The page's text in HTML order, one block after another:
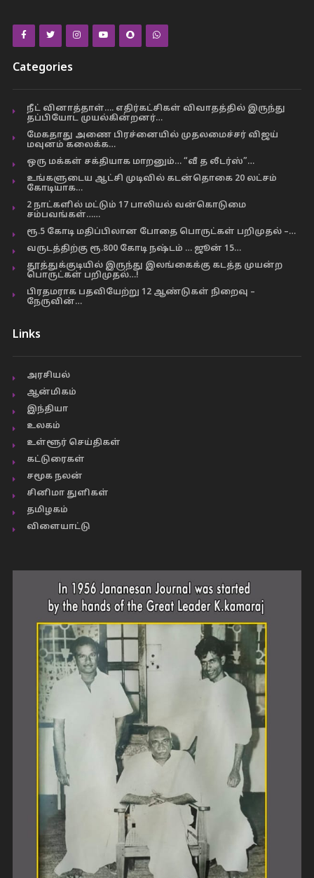
Categories
நீட் வினாத்தாள்…. எதிர்கட்சிகள் விவாதத்தில் இருந்து
தப்பியோட முயல்கின்றனர்…
மேகதாது அணை பிரச்னையில் முதலமைச்சர் விஜய்
மவுனம் கலைக்க…
ஒரு மக்கள் சக்தியாக மாறனும்… “வீ த லீடர்ஸ்”…
உங்களுடைய ஆட்சி முடிவில் கடன்தொகை 20 லட்சம்
கோடியாக…
2 நாட்களில் மட்டும் 17 பாலியல் வன்கொடுமை
சம்பவங்கள்……
ரூ.5 கோடி மதிப்பிலான போதை பொருட்கள் பறிமுதல் –…
வருடத்திற்கு ரூ.800 கோடி நஷ்டம் … ஜூன் 15…
தூத்துக்குடியில் இருந்து இலங்கைக்கு கடத்த முயன்ற
பொருட்கள் பறிமுதல்…!
பிரதமராக பதவியேற்று 12 ஆண்டுகள் நிறைவு –
நேருவின்…
Links
அரசியல்
ஆன்மிகம்
இந்தியா
உலகம்
உள்ளூர் செய்திகள்
கட்டுரைகள்
சமூக நலன்
சினிமா துளிகள்
தமிழகம்
விளையாட்டு